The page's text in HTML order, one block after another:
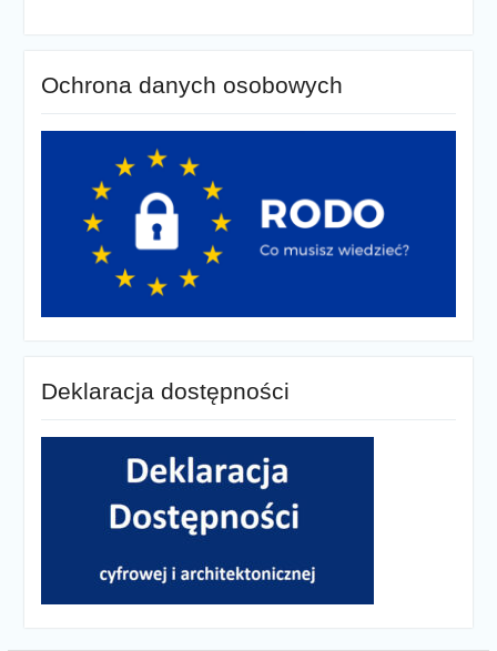
Ochrona danych osobowych
Deklaracja dostępności